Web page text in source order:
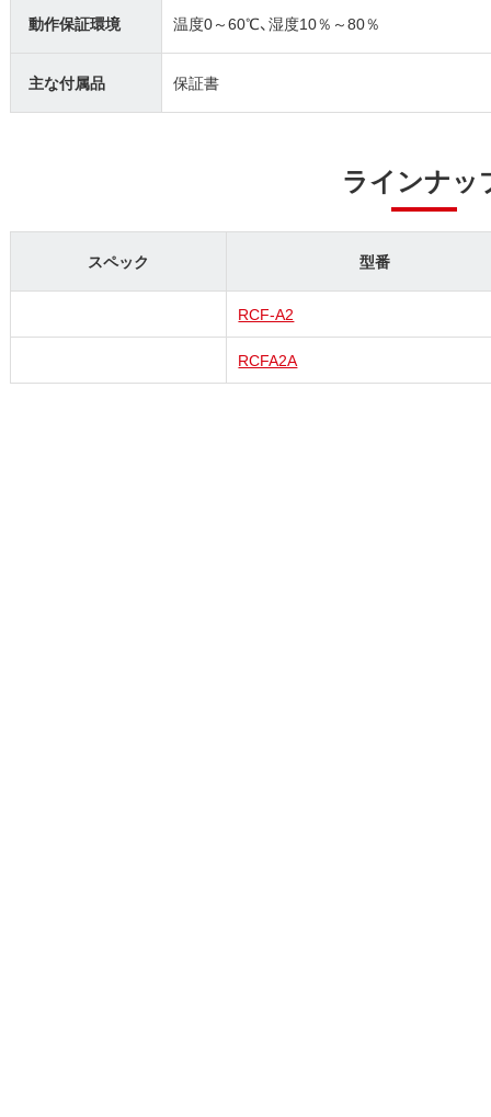
動作保証環境 温度0～60℃、湿度10％～80％
主な付属品 保証書
ラインナッ
スペック 型番
RCF-A2
RCFA2A